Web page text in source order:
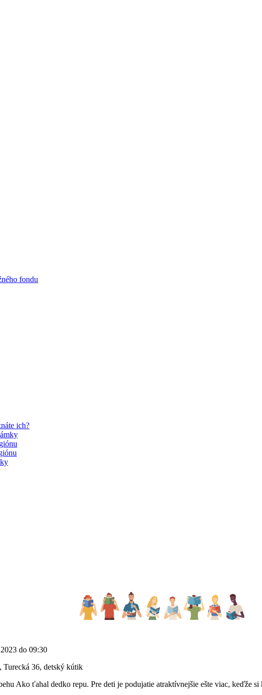
fondu
ich?
do 09:30
36, detský kútik
Ako ťahal dedko repu. Pre deti je podujatie atraktívnejšie ešte viac, keďže